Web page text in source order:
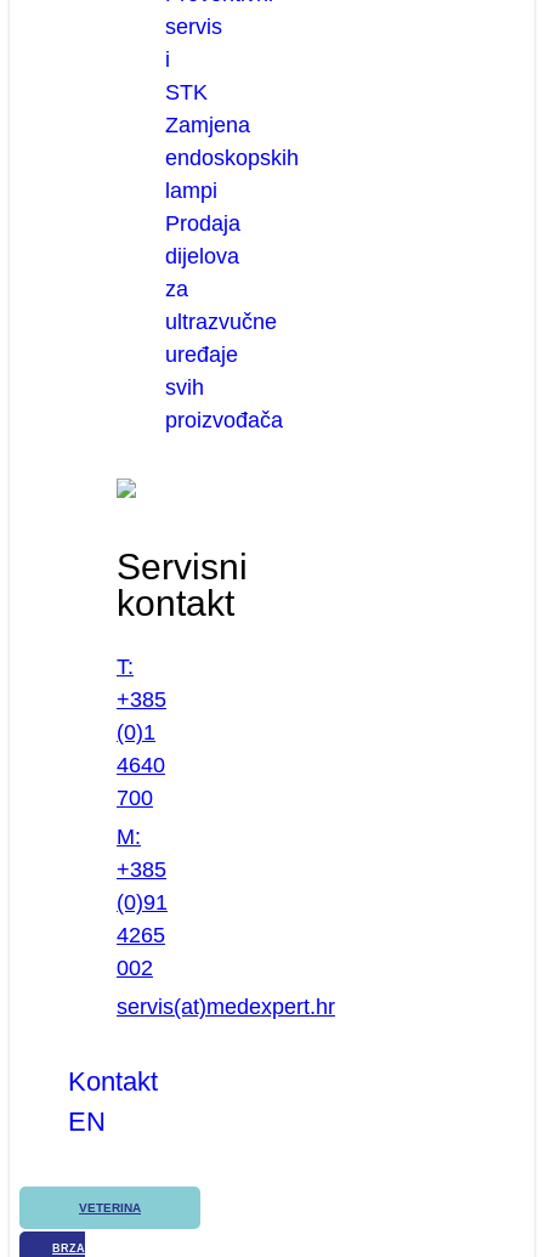
servis
i
STK
Zamjena
endoskopskih
lampi
Prodaja
dijelova
za
ultrazvučne
uređaje
svih
proizvođača
Servisni
kontakt
T:
+385
(0)1
4640
700
M:
+385
(0)91
4265
002
servis(at)medexpert.hr
Kontakt
EN
VETERINA
BRZA